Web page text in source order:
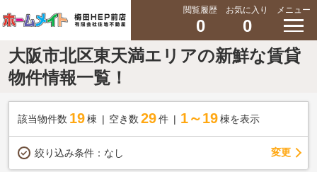
閲覧履歴
0
お気に入り
0
メニュー
大阪市北区東天満エリアの新鮮な賃貸
物件情報一覧！
該当物件数 19棟 空き数 29 件 1～19 棟を表示
絞り込み条件： なし 変更